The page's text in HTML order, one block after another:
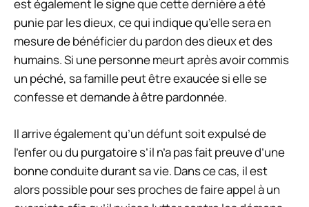
est également le signe que cette dernière a été
punie par les dieux, ce qui indique qu’elle sera en
mesure de bénéficier du pardon des dieux et des
humains. Si une personne meurt après avoir commis
un péché, sa famille peut être exaucée si elle se
confesse et demande à être pardonnée.
Il arrive également qu’un défunt soit expulsé de
l’enfer ou du purgatoire s’il n’a pas fait preuve d’une
bonne conduite durant sa vie. Dans ce cas, il est
alors possible pour ses proches de faire appel à un